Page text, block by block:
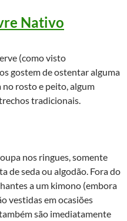
Nativo
(como visto
gostem de ostentar alguma
rosto e peito, algum
tradicionais.
nos ringues, somente
de seda ou algodão. Fora do
a um kimono (embora
vestidas em ocasiões
são imediatamente